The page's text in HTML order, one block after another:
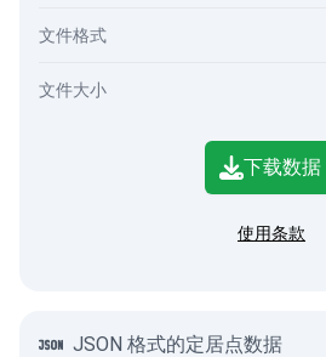
文件格式
文件大小
下载数据
使用条款
JSON 格式的定居点数据